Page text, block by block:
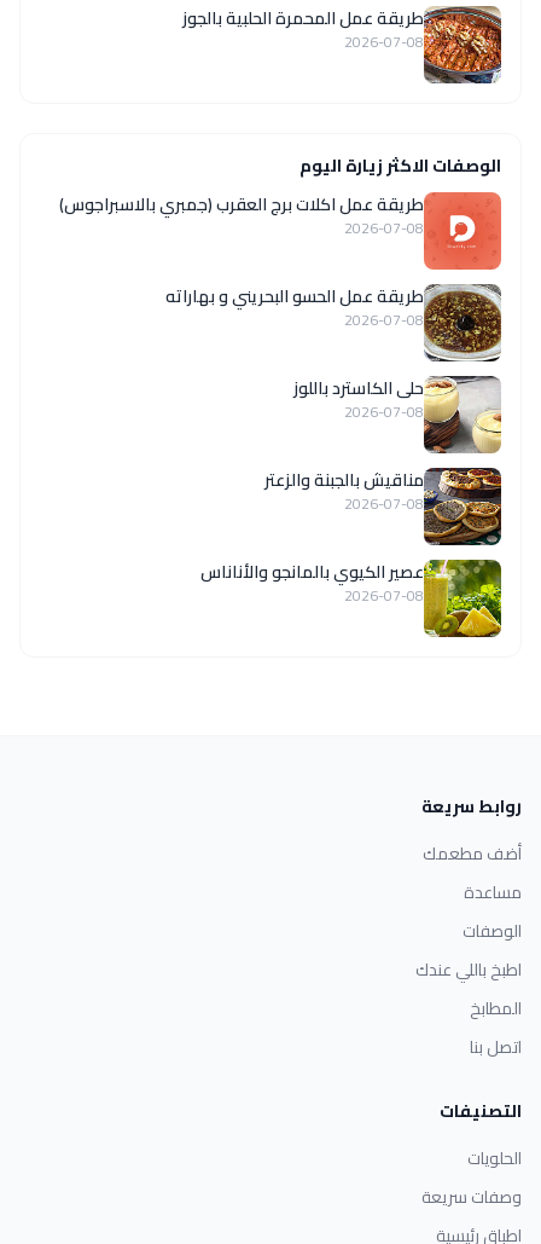
طريقة عمل المحمرة الحلبية بالجوز
2026-07-08
الوصفات الاكثر زيارة اليوم
طريقة عمل اكلات برج العقرب (جمبري بالاسبراجوس)
2026-07-08
طريقة عمل الحسو البحريني و بهاراته
2026-07-08
حلى الكاسترد باللوز
2026-07-08
مناقيش بالجبنة والزعتر
2026-07-08
عصير الكيوي بالمانجو والأناناس
2026-07-08
روابط سريعة
أضف مطعمك
مساعدة
الوصفات
اطبخ باللي عندك
المطابخ
اتصل بنا
التصنيفات
الحلويات
وصفات سريعة
اطباق رئيسية